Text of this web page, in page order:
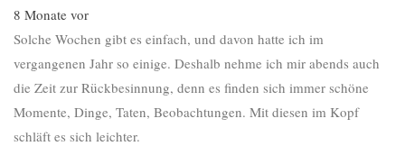
8 Monate vor
Solche Wochen gibt es einfach, und davon hatte ich im
vergangenen Jahr so einige. Deshalb nehme ich mir abends auch
die Zeit zur Rückbesinnung, denn es finden sich immer schöne
Momente, Dinge, Taten, Beobachtungen. Mit diesen im Kopf
schläft es sich leichter.